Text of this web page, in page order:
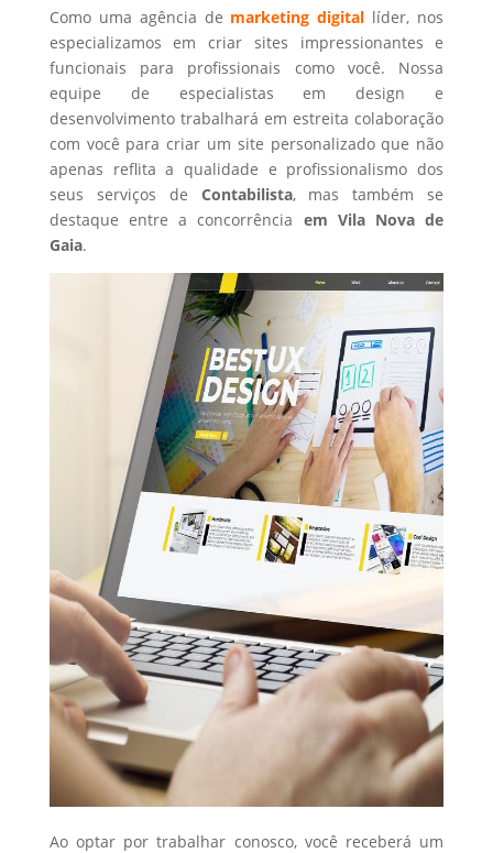
Como uma agência de marketing digital líder, nos
especializamos em criar sites impressionantes e
funcionais para profissionais como você. Nossa
equipe de especialistas em design e
desenvolvimento trabalhará em estreita colaboração
com você para criar um site personalizado que não
apenas reflita a qualidade e profissionalismo dos
seus serviços de Contabilista, mas também se
destaque entre a concorrência em Vila Nova de
Gaia.
Ao optar por trabalhar conosco, você receberá um